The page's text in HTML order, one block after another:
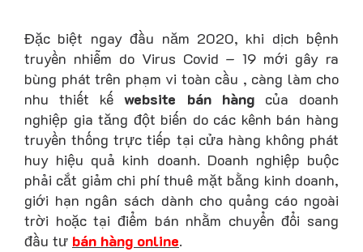
Đặc biệt ngay đầu năm 2020, khi dịch bệnh
truyền nhiễm do Virus Covid – 19 mới gây ra
bùng phát trên phạm vi toàn cầu , càng làm cho
nhu thiết kếwebsite bán hàng của doanh
nghiệp gia tăng đột biến do các kênh bán hàng
truyền thống trực tiếp tại cửa hàng không phát
huy hiệu quả kinh doanh. Doanh nghiệp buộc
phải cắt giảm chi phí thuê mặt bằng kinh doanh,
giới hạn ngân sách dành cho quảng cáo ngoài
trời hoặc tại điểm bán nhằm chuyển đổi sang
đầu tư bán hàng online.